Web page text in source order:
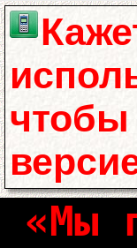
чтобы
«Мы